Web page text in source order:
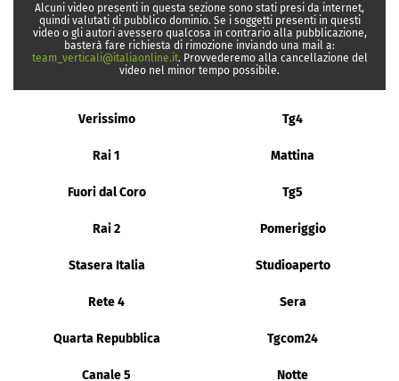
Alcuni video presenti in questa sezione sono stati presi da internet,
quindi valutati di pubblico dominio. Se i soggetti presenti in questi
video o gli autori avessero qualcosa in contrario alla pubblicazione,
basterà fare richiesta di rimozione inviando una mail a:
team_verticali@italiaonline.it. Provvederemo alla cancellazione del
video nel minor tempo possibile.
Verissimo Tg4
Rai 1 Mattina
Fuori dal Coro Tg5
Rai 2 Pomeriggio
Stasera Italia Studioaperto
Rete 4 Sera
Quarta Repubblica Tgcom24
Canale 5 Notte